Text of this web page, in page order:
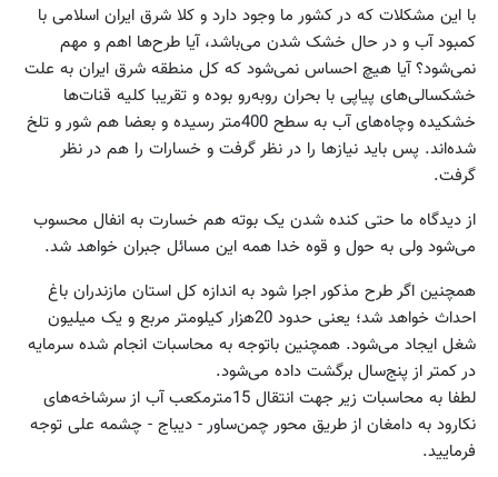
با این مشکلات که در کشور ما وجود دارد و کلا شرق ایران اسلامی با
کمبود آب و در حال خشک شدن می‌باشد، آیا طرح‌ها اهم و مهم
نمی‌شود؟ آیا هیچ احساس نمی‌شود که کل منطقه شرق ایران به علت
خشکسالی‌های پیاپی با بحران روبه‌رو بوده و تقریبا کلیه قنات‌ها
خشکیده وچاه‌های آب به سطح 400متر رسیده و بعضا هم شور و تلخ
شده‌اند. پس باید نیازها را در نظر گرفت و خسارات را هم در نظر
گرفت.
از دیدگاه ما حتی کنده شدن یک بوته هم خسارت به انفال محسوب
می‌شود ولی به حول و قوه خدا همه این مسائل جبران خواهد شد.
همچنین اگر طرح مذکور اجرا شود به اندازه کل استان مازندران باغ
احداث خواهد شد؛ یعنی حدود 20‌هزار کیلومتر مربع و یک میلیون
شغل ایجاد می‌شود. همچنین باتوجه به محاسبات انجام شده سرمایه
در کمتر از پنج‌سال برگشت داده می‌شود.
لطفا به محاسبات زیر جهت انتقال 15مترمکعب آب از سرشاخه‌های
نکارود به دامغان از طریق محور چمن‌ساور - دیباج - چشمه علی توجه
فرمایید.